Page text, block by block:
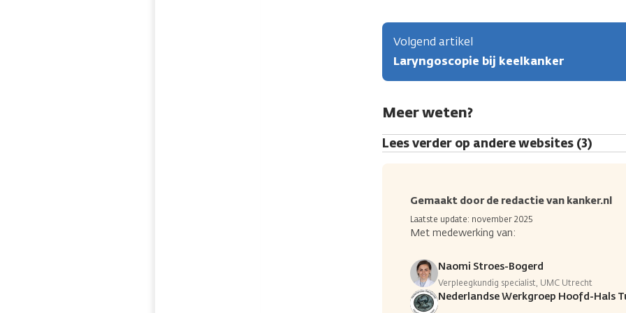
Volgend artikel
Laryngoscopie bij keelkanker
Meer weten?
Lees verder op andere websites (3)
Gemaakt door de redactie van kanker.nl
Laatste update: november 2025
Met medewerking van:
Naomi Stroes-Bogerd
Verpleegkundig specialist, UMC Utrecht
Nederlandse Werkgroep Hoofd-Hals